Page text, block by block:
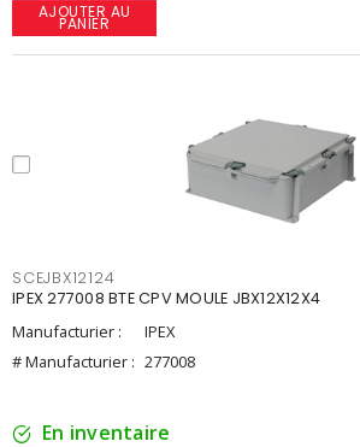
AJOUTER AU
PANIER
SCEJBX12124
IPEX 277008 BTE CPV MOULE JBX12X12X4
Manufacturier :
IPEX
# Manufacturier : 277008
En inventaire